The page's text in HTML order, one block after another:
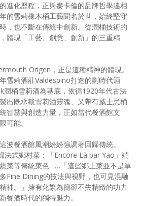
進化歷程，正與麥卡倫的品牌哲學遙相
的雪莉橡木桶工藝聞名於世，始終堅守
，也不斷在傳統中創新。從潤桶技術的
體現「工藝、創意、創新」的三重精
Origen，正是這種精神的體現。
雪莉酒莊Valdespino打造的劃時代酒
潤桶雪莉酒為基底，依循1920年代古法
出既承載雪莉酒靈魂、又帶有威士忌桶
智慧與創造力量，正如當代餐酒館文
可能。
波餐酒館風潮紛紛強調著回歸傳統。
法式鄉村菜；「Encore Là par Yao」端
菜等傳統菜色……「這些鄉土菜並不是單
Fine Dining的技法與視野，也可見混融
神。」擁有化繁為簡卻不失精緻的功力
餐酒時代的獨特魅力。